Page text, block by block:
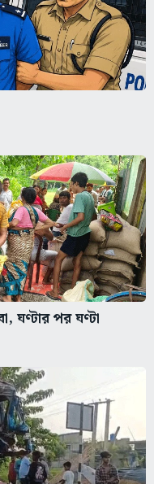
ঘণ্টার পর ঘণ্টা